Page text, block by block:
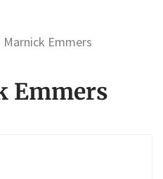
Marnick Emmers
Emmers